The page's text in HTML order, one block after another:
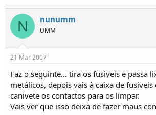
N nunumm
UMM
21 Mar 2007
Faz o seguinte... tira os fusiveis e passa
metálicos, depois vais à caixa de fusiveis
canivete os contactos para os limpar.
Vais ver que isso deixa de fazer maus